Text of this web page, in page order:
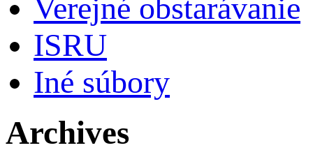
Verejné obstarávanie
ISRU
Iné súbory
Archives